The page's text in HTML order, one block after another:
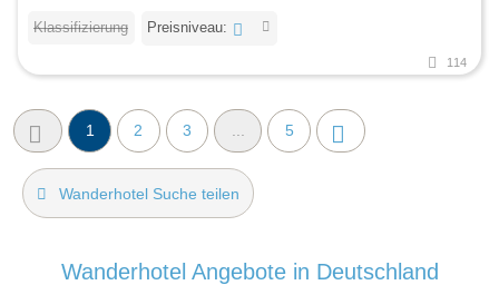
Klassifizierung Preisniveau:
114
1 2 3 5
Wanderhotel Suche teilen
Wanderhotel Angebote in Deutschland